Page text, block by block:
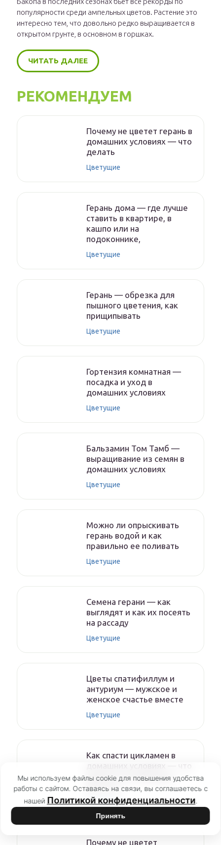
популярности среди ампельных цветов. Растение это
интересно тем, что довольно редко выращивается в
открытом грунте, в основном в горшках.
ЧИТАТЬ ДАЛЕЕ
РЕКОМЕНДУЕМ
Почему не цветет герань в
домашних условиях — что
делать
Цветущие
Герань дома — где лучше
ставить в квартире, в
кашпо или на
подоконнике,
Цветущие
Герань — обрезка для
пышного цветения, как
прищипывать
Цветущие
Гортензия комнатная —
посадка и уход в
домашних условиях
Цветущие
Бальзамин Том Тамб —
выращивание из семян в
домашних условиях
Цветущие
Можно ли опрыскивать
герань водой и как
правильно ее поливать
Цветущие
Семена герани — как
выглядят и как их посеять
на рассаду
Цветущие
Цветы спатифиллум и
антуриум — мужское и
женское счастье вместе
Цветущие
Как спасти цикламен в
домашних условиях — что
делать с погибающим
цветком
Цветущие
Почему не цветет
Мы используем файлы cookie для повышения удобства
работы с сайтом. Оставаясь на связи, вы соглашаетесь с
нашей Политикой конфиденциальности.
Принять